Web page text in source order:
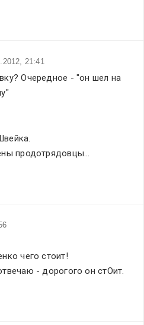
21:41
Очередное - "он шел на
продотрядовцы...
чего стоит!
- дорогого он стОит.